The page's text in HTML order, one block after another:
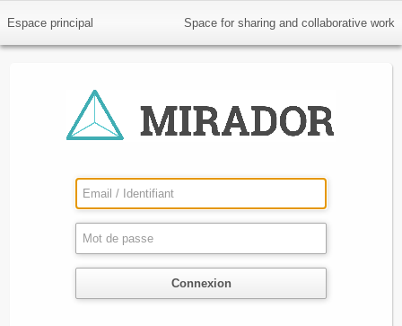
Espace principal Space for sharing and collaborative work
Connexion